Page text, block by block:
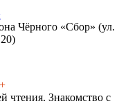
Чёрного «Сбор» (ул.
чтения. Знакомство с